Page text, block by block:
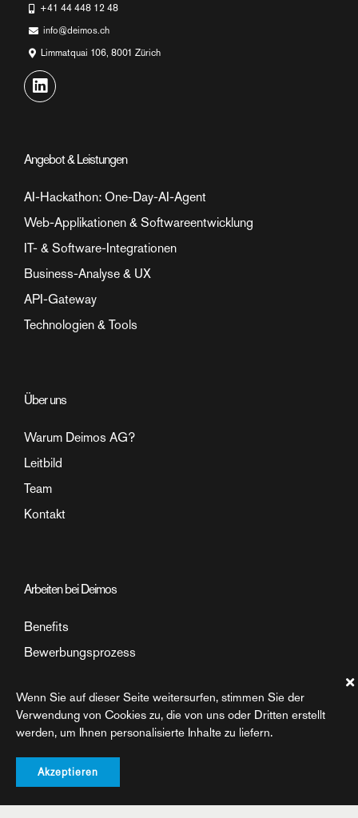
+41 44 448 12 48
info@deimos.ch
Limmatquai 106, 8001 Zürich
Angebot & Leistungen
AI-Hackathon: One-Day-AI-Agent
Web-Applikationen & Softwareentwicklung
IT- & Software-Integrationen
Business-Analyse & UX
API-Gateway
Technologien & Tools
Über uns
Warum Deimos AG?
Leitbild
Team
Kontakt
Arbeiten bei Deimos
Benefits
Bewerbungsprozess
Einblick in den Arbeitsalltag
©2026 Deimos AG. All rights reserved
Wenn Sie auf dieser Seite weitersurfen, stimmen Sie der
Verwendung von Cookies zu, die von uns oder Dritten erstellt
werden, um Ihnen personalisierte Inhalte zu liefern.
Akzeptieren